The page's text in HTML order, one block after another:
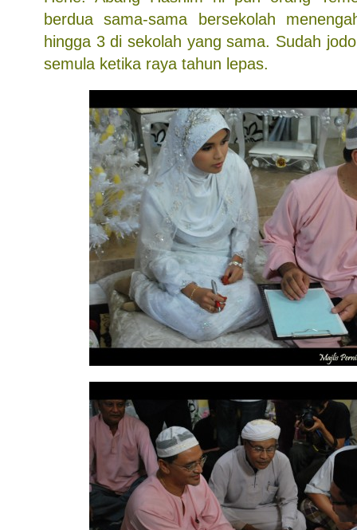
berdua sama-sama bersekolah
hingga 3 di sekolah yang sama. Sudah
semula ketika raya tahun lepas.